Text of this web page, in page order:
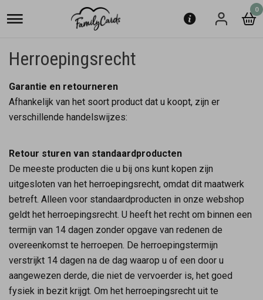
0
Herroepingsrecht
Garantie en retourneren
Afhankelijk van het soort product dat u koopt, zijn er
verschillende handelswijzes:
Retour sturen van standaardproducten
De meeste producten die u bij ons kunt kopen zijn
uitgesloten van het herroepingsrecht, omdat dit maatwerk
betreft. Alleen voor standaardproducten in onze webshop
geldt het herroepingsrecht. U heeft het recht om binnen een
termijn van 14 dagen zonder opgave van redenen de
overeenkomst te herroepen. De herroepingstermijn
verstrijkt 14 dagen na de dag waarop u of een door u
aangewezen derde, die niet de vervoerder is, het goed
fysiek in bezit krijgt. Om het herroepingsrecht uit te